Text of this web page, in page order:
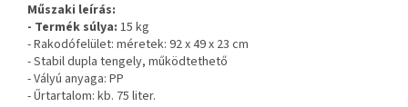
Műszaki leírás:
- Termék súlya: 15 kg
- Rakodófelület: méretek: 92 x 49 x 23 cm
- Stabil dupla tengely, működtethető
- Vályú anyaga: PP
- Űrtartalom: kb. 75 liter.